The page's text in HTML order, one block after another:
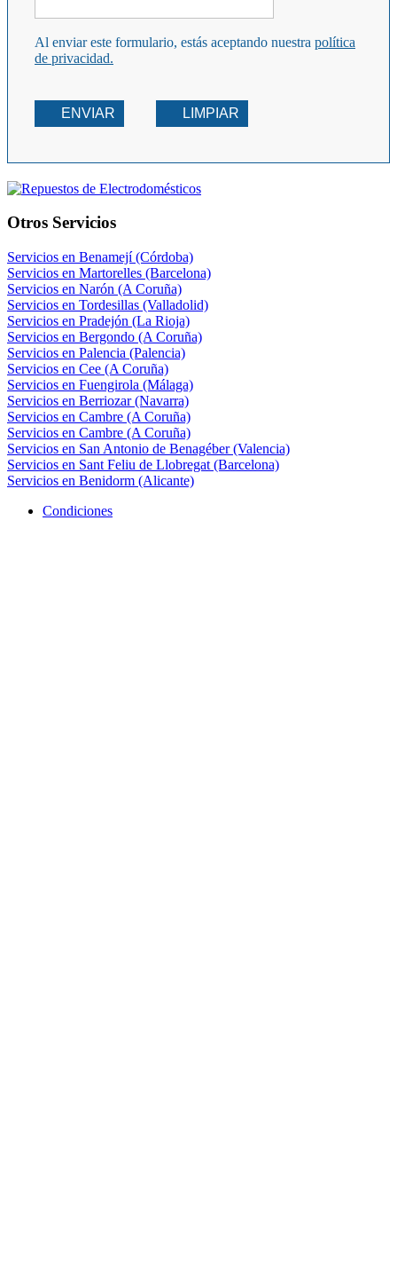
Al enviar este formulario, estás aceptando nuestra política
de privacidad.
ENVIAR LIMPIAR
Otros Servicios
Servicios en Benamejí (Córdoba)
Servicios en Martorelles (Barcelona)
Servicios en Narón (A Coruña)
Servicios en Tordesillas (Valladolid)
Servicios en Pradejón (La Rioja)
Servicios en Bergondo (A Coruña)
Servicios en Palencia (Palencia)
Servicios en Cee (A Coruña)
Servicios en Fuengirola (Málaga)
Servicios en Berriozar (Navarra)
Servicios en Cambre (A Coruña)
Servicios en Cambre (A Coruña)
Servicios en San Antonio de Benagéber (Valencia)
Servicios en Sant Feliu de Llobregat (Barcelona)
Servicios en Benidorm (Alicante)
Condiciones